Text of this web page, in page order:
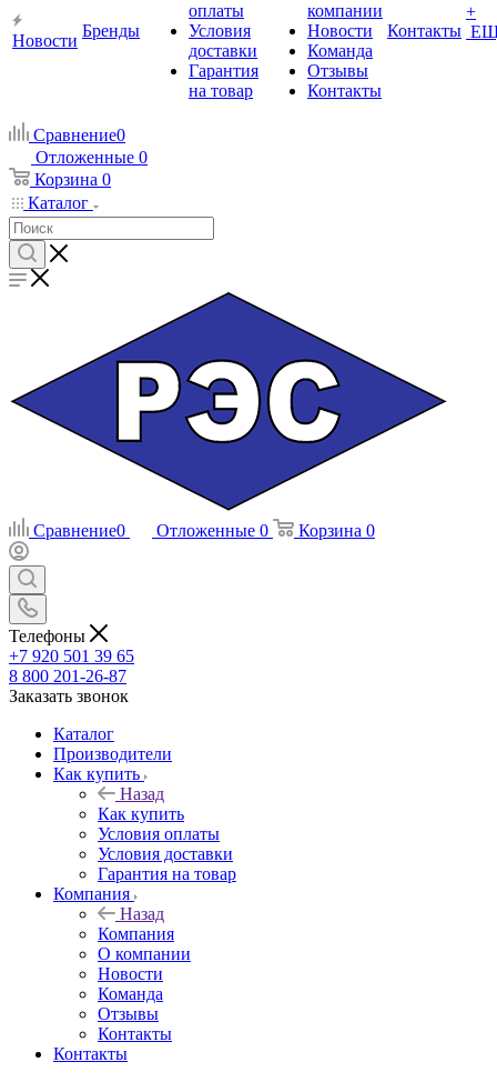
Новости
Бренды
оплаты
Условия
доставки
Гарантия
на товар
компании
Новости
Команда
Отзывы
Контакты
Контакты
+
Сравнение0
Отложенные 0
Корзина 0
Каталог
Сравнение0 Отложенные 0 Корзина 0
Телефоны
+7 920 501 39 65
8 800 201-26-87
Заказать звонок
Каталог
Производители
Как купить
Назад
Как купить
Условия оплаты
Условия доставки
Гарантия на товар
Компания
Назад
Компания
О компании
Новости
Команда
Отзывы
Контакты
Контакты